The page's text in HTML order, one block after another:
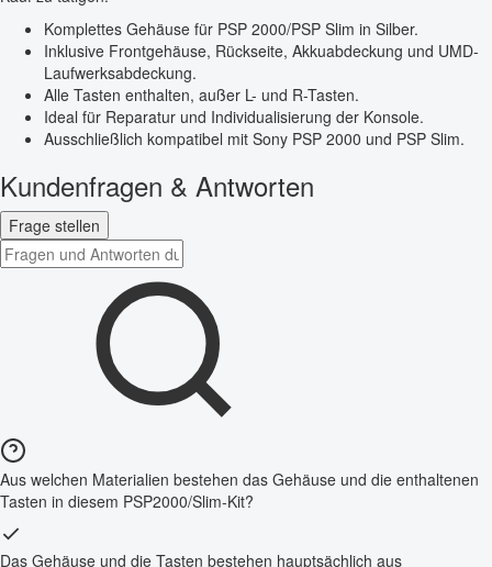
Komplettes Gehäuse für PSP 2000/PSP Slim in Silber.
Inklusive Frontgehäuse, Rückseite, Akkuabdeckung und UMD-
Laufwerksabdeckung.
Alle Tasten enthalten, außer L- und R-Tasten.
Ideal für Reparatur und Individualisierung der Konsole.
Ausschließlich kompatibel mit Sony PSP 2000 und PSP Slim.
Kundenfragen & Antworten
Frage stellen
Aus welchen Materialien bestehen das Gehäuse und die enthaltenen
Tasten in diesem PSP2000/Slim-Kit?
Das Gehäuse und die Tasten bestehen hauptsächlich aus